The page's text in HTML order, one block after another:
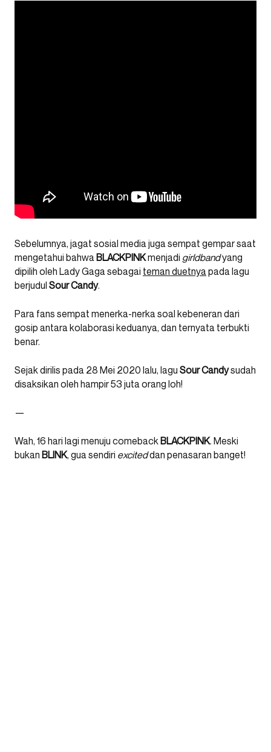
Sebelumnya, jagat sosial media juga sempat gempar saat
mengetahui bahwa BLACKPINKmenjadi girldbandyang
dipilih oleh Lady Gaga sebagai teman duetnyapada lagu
berjudul SourCandy.
Para fans sempat menerka-nerka soal kebeneran dari
gosip antara kolaborasi keduanya, dan ternyata terbukti
benar.
Sejak dirilis pada 28 Mei 2020 lalu, lagu SourCandysudah
disaksikan oleh hampir 53 juta orang loh!
—
Wah, 16 hari lagi menuju comeback BLACKPINK. Meski
bukan BLINK, gua sendiri exciteddan penasaran banget!